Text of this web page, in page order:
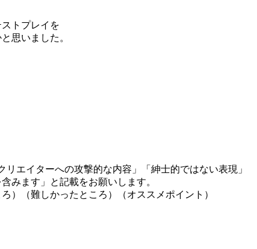
トプレイを
思いました。
エイターへの攻撃的な内容」「紳士的ではない表現」
みます」と記載をお願いします。
）（難しかったところ）（オススメポイント）